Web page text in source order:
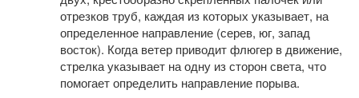
отрезков труб, каждая из которых указывает, на
определенное направление (серев, юг, запад
восток). Когда ветер приводит флюгер в движение,
стрелка указывает на одну из сторон света, что
помогает определить направление порыва.